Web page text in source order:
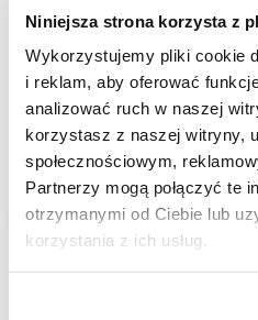
Niniejsza strona korzysta z
Wykorzystujemy pliki cookie
i reklam, aby oferować
analizować ruch w naszej
korzystasz z naszej witryny,
społecznościowym,
Partnerzy mogą połączyć te
otrzymanymi od Ciebie lub
korzystania z ich usług.
Brak
Idź
Promocja!
RATY 0%
Dodaj do koszyka
Radio Nawigacja NCS P4V7
VW Caddy 2004-2015